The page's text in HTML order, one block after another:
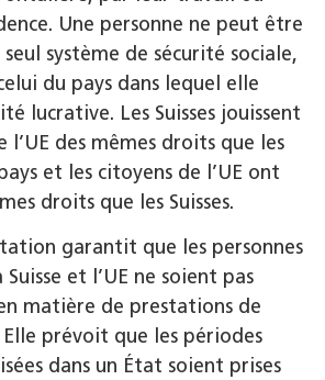
Une personne ne peut être
seul système de sécurité sociale,
du pays dans lequel elle
lucrative. Les Suisses jouissent
l’UE des mêmes droits que les
et les citoyens de l’UE ont
droits que les Suisses.
garantit que les personnes
et l’UE ne soient pas
matière de prestations de
prévoit que les périodes
dans un État soient prises